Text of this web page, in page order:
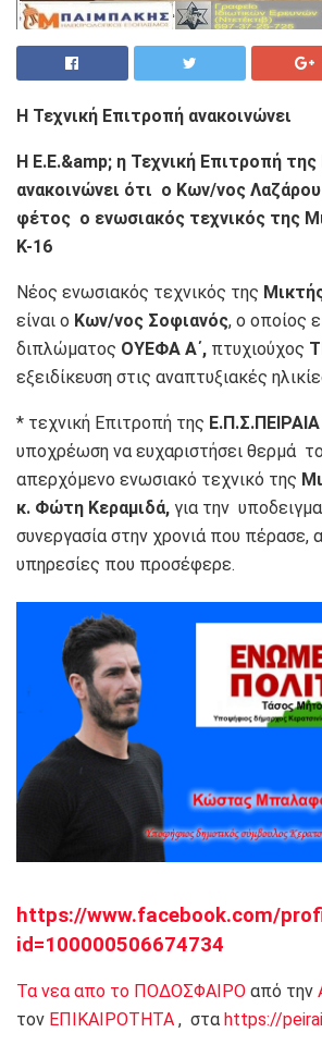
Η Τεχνική Επιτροπή ανακοινώνει
Η Ε.Ε.&amp; η Τεχνική Επιτροπή της
ανακοινώνει ότι ο Κων/νος Λαζάρου
φέτος ο ενωσιακός τεχνικός της
Κ-16
Νέος ενωσιακός τεχνικός της
είναι ο Κων/νος Σοφιανός, ο οποίος
διπλώματος ΟΥΕΦΑ Α΄, πτυχιούχος
εξειδίκευση στις αναπτυξιακές
* τεχνική Επιτροπή της Ε.Π.Σ.ΠΕΙΡΑΙΑ
υποχρέωση να ευχαριστήσει θερμά
απερχόμενο ενωσιακό τεχνικό της
κ. Φώτη Κεραμιδά, για την
συνεργασία στην χρονιά που πέρασε,
υπηρεσίες που προσέφερε.
https://www.facebook.com/
id=100000506674734
Τα νεα απο το ΠΟΔΟΣΦΑΙΡΟ από την
τον ΕΠΙΚΑΙΡΟΤΗΤΑ , στα https://